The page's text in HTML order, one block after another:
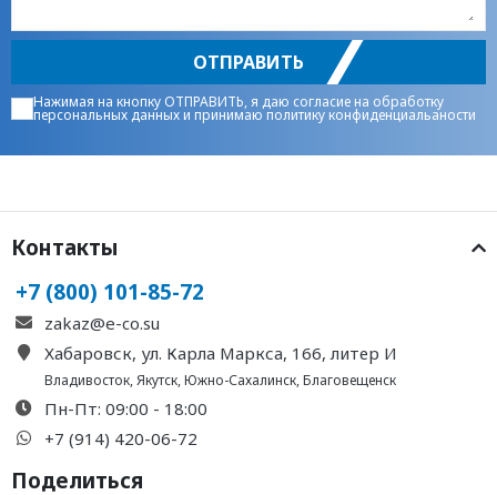
ОТПРАВИТЬ
Нажимая на кнопку ОТПРАВИТЬ, я даю согласие на обработку
персональных данныхи принимаюполитику конфиденциальаности
Контакты
+7 (800) 101-85-72
zakaz@e-co.su
Хабаровск, ул. Карла Маркса, 166, литер И
Владивосток,Якутск,Южно-Сахалинск,Благовещенск
Пн-Пт: 09:00 - 18:00
+7 (914) 420-06-72
Поделиться